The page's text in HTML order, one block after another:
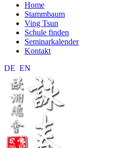
Home
Stammbaum
Ving Tsun
Schule finden
Seminarkalender
Kontakt
DE EN